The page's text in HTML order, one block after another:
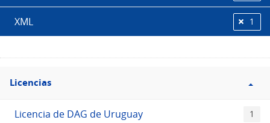
XML 1
Filtro
Licencias
Licencias
Licencia de DAG de Uruguay 1